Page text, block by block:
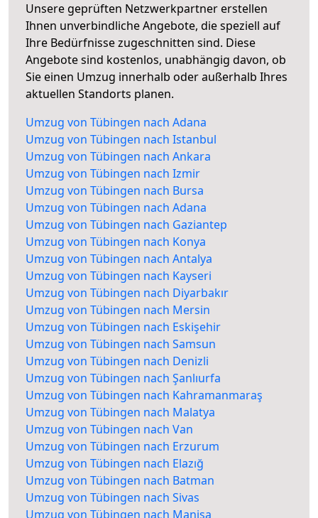
Unsere geprüften Netzwerkpartner erstellen
Ihnen unverbindliche Angebote, die speziell auf
Ihre Bedürfnisse zugeschnitten sind. Diese
Angebote sind kostenlos, unabhängig davon, ob
Sie einen Umzug innerhalb oder außerhalb Ihres
aktuellen Standorts planen.
Umzug von Tübingen nach Adana
Umzug von Tübingen nach Istanbul
Umzug von Tübingen nach Ankara
Umzug von Tübingen nach Izmir
Umzug von Tübingen nach Bursa
Umzug von Tübingen nach Adana
Umzug von Tübingen nach Gaziantep
Umzug von Tübingen nach Konya
Umzug von Tübingen nach Antalya
Umzug von Tübingen nach Kayseri
Umzug von Tübingen nach Diyarbakır
Umzug von Tübingen nach Mersin
Umzug von Tübingen nach Eskişehir
Umzug von Tübingen nach Samsun
Umzug von Tübingen nach Denizli
Umzug von Tübingen nach Şanlıurfa
Umzug von Tübingen nach Kahramanmaraş
Umzug von Tübingen nach Malatya
Umzug von Tübingen nach Van
Umzug von Tübingen nach Erzurum
Umzug von Tübingen nach Elazığ
Umzug von Tübingen nach Batman
Umzug von Tübingen nach Sivas
Umzug von Tübingen nach Manisa